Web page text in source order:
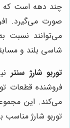
چند دهه است که
صورت می‌گیرد.
می‌توانند نسبت
شاسی بلند و
توربو شارژ سنتر
فروشنده قطعات
می‌کند. این
توربو شارژ مناسب